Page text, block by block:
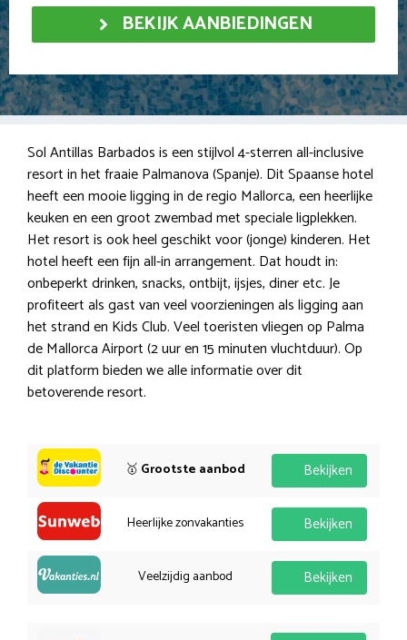
BEKIJK AANBIEDINGEN
Sol Antillas Barbados is een stijlvol 4-sterren all-inclusive
resort in het fraaie Palmanova (Spanje). Dit Spaanse hotel
heeft een mooie ligging in de regio Mallorca, een heerlijke
keuken en een groot zwembad met speciale ligplekken.
Het resort is ook heel geschikt voor (jonge) kinderen. Het
hotel heeft een fijn all-in arrangement. Dat houdt in:
onbeperkt drinken, snacks, ontbijt, ijsjes, diner etc. Je
profiteert als gast van veel voorzieningen als ligging aan
het strand en Kids Club. Veel toeristen vliegen op Palma
de Mallorca Airport (2 uur en 15 minuten vluchtduur). Op
dit platform bieden we alle informatie over dit
betoverende resort.
🥇 Grootste aanbod Bekijken
Heerlijke zonvakanties Bekijken
Veelzijdig aanbod Bekijken